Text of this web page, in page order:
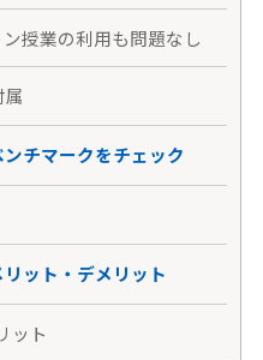
授業の利用も問題なし
チマークをチェック
ット・デメリット
ット